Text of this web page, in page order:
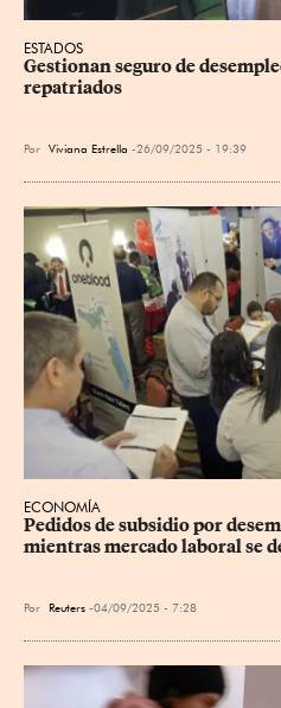
ESTADOS
Gestionan seguro de
repatriados
Por Viviana Estrella 26/09/2025 - 19:39
ECONOMÍA
Pedidos de subsidio por
mientras mercado laboral se
Por Reuters 04/09/2025 - 7:28